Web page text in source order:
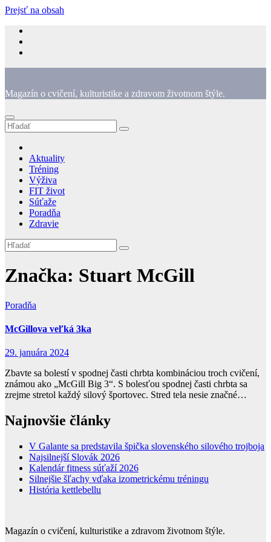
Prejsť na obsah
Magazín o cvičení, kulturistike a zdravom životnom štýle.
Aktuality
Tréning
Výživa
FIT život
Súťaže
Poradňa
Zdravie
Značka: Stuart McGill
Poradňa
McGillova veľká 3ka
29. januára 2024
Zbavte sa bolestí v spodnej časti chrbta kombináciou troch cvičení,
známou ako „McGill Big 3“. S bolesťou spodnej časti chrbta sa
zrejme stretol každý silový športovec. Stred tela nesie značné…
Najnovšie články
V Galante sa predstavila špička slovenského silového trojboja
Najsilnejší Slovák 2026
Kalendár fitness súťaží 2026
Silnejšie šľachy vďaka izometrickému tréningu
História kettlebellu
Magazín o cvičení, kulturistike a zdravom životnom štýle.